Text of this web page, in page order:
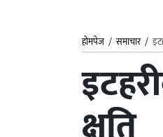
होमपेज /समाचार/